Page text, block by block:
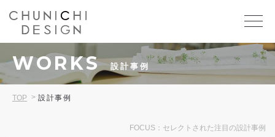
WORKS 設計事例
TOP 設計事例
FOCUS：セレクトされた注目の設計事例